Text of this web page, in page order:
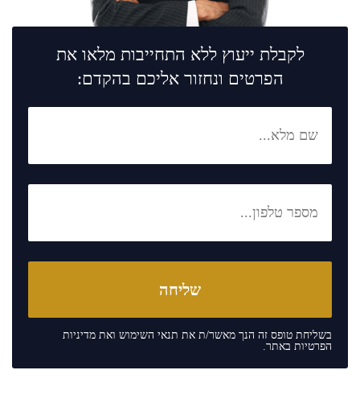
לקבלת ייעוץ ללא התחייבות מלאו את
הפרטים ונחזור אליכם בהקדם:
בשליחת טופס זה הנך מאשר/ת את תנאי השימוש ואת מדיניות
הפרטיות באתר.